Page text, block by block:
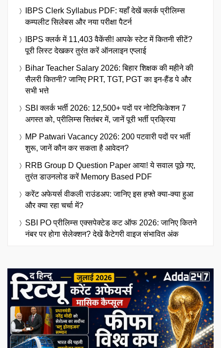
IBPS Clerk Syllabus PDF: यहाँ देखें क्लर्क प्रीलिम्स
कम्पलीट सिलेबस और नया परीक्षा पैटर्न
IBPS क्लर्क में 11,403 वैकेंसी! आपके स्टेट में कितनी सीटें?
पूरी लिस्ट देखकर तुरंत करें ऑनलाइन एप्लाई
Bihar Teacher Salary 2026: बिहार शिक्षक की महीने की
सैलरी कितनी? जानिए PRT, TGT, PGT का इन-हैंड पे और
सभी भत्ते
SBI क्लर्क भर्ती 2026: 12,500+ पदों पर नोटिफिकेशन 7
अगस्त को, प्रीलिम्स सितंबर में, जानें पूरी भर्ती प्रक्रिया
MP Patwari Vacancy 2026: 200 पटवारी पदों पर भर्ती
शुरू, जानें कौन कर सकता है आवेदन?
RRB Group D Question Paper आया! ये सवाल पूछे गए,
तुरंत डाउनलोड करें Memory Based PDF
करेंट अफेयर्स वीकली राउंडअप: जानिए इस हफ्ते क्या-क्या हुआ
और क्या रहा चर्चा में?
SBI PO प्रीलिम्स एक्सपेक्टेड कट ऑफ 2026: जानिए कितने
नंबर पर होगा सेलेक्शन? देखें कैटेगरी वाइज संभावित अंक